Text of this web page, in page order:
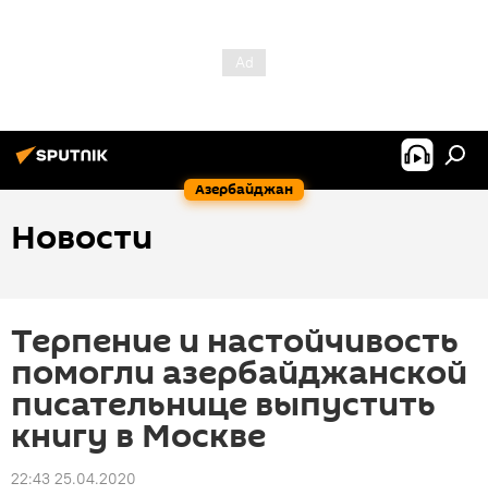
Азербайджан
Новости
Терпение и настойчивость
помогли азербайджанской
писательнице выпустить
книгу в Москве
22:43 25.04.2020